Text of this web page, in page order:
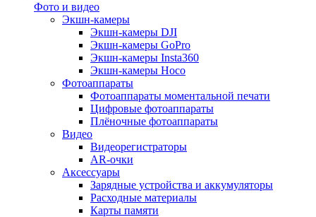
Фото и видео
Экшн-камеры
Экшн-камеры DJI
Экшн-камеры GoPro
Экшн-камеры Insta360
Экшн-камеры Hoco
Фотоаппараты
Фотоаппараты моментальной печати
Цифровые фотоаппараты
Плёночные фотоаппараты
Видео
Видеорегистраторы
AR-очки
Аксессуары
Зарядные устройства и аккумуляторы
Расходные материалы
Карты памяти